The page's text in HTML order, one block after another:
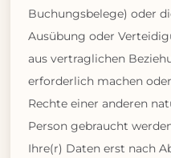
Buchungsbelege) oder
Ausübung oder
aus vertraglichen
erforderlich machen
Rechte einer anderen
Person gebraucht
Ihre(r) Daten erst nach